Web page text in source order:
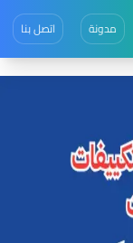
مدونة اتصل بنا